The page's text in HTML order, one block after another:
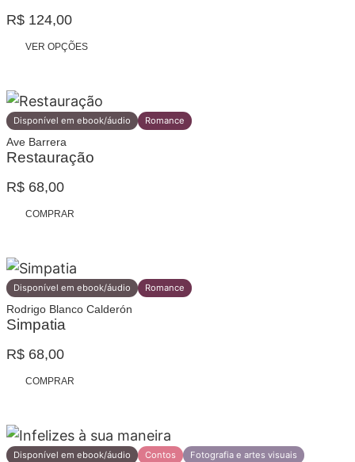
R$ 124,00
Faixa
R$ 124,00
através
R$ 140,00
VER OPÇÕES
Este
várias
variantes.
As
podem
ser
na
página
do
produto
Disponível em ebook/áudio Romance
Ave Barrera
Restauração
R$ 68,00
COMPRAR
Disponível em ebook/áudio Romance
Rodrigo Blanco Calderón
Simpatia
R$ 68,00
COMPRAR
Contos
Disponível em ebook/áudio Fotografia e artes visuais